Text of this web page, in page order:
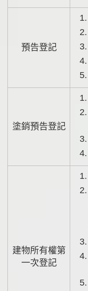
預告登記
塗銷預告登記
2. 預告登記名義人塗銷登記同意
建物所有權第
一次登記
2. 登記原因證明文件(使用執照、
4. 建物測量成果圖(附繪建物位置